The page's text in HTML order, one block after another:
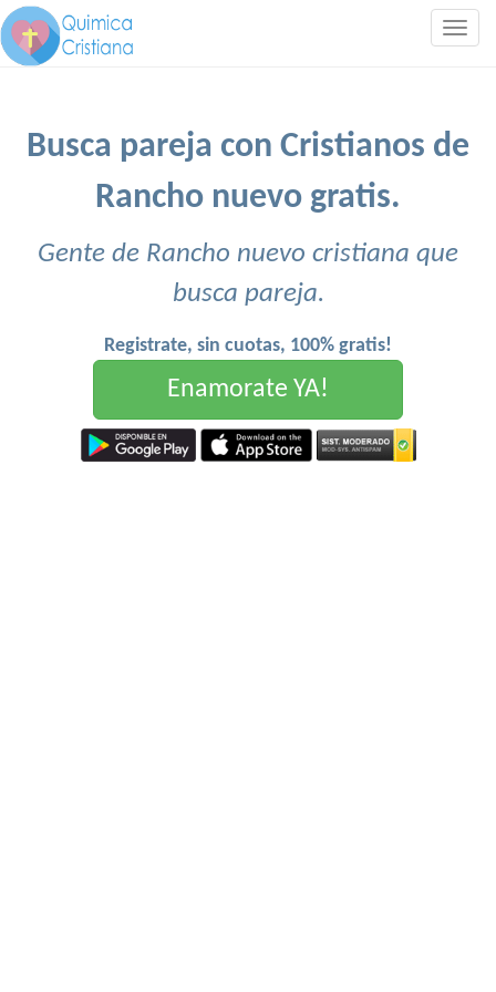
Busca pareja con Cristianos de
Rancho nuevo gratis.
Gente de Rancho nuevo cristiana que
busca pareja.
Registrate, sin cuotas, 100% gratis!
Enamorate YA!